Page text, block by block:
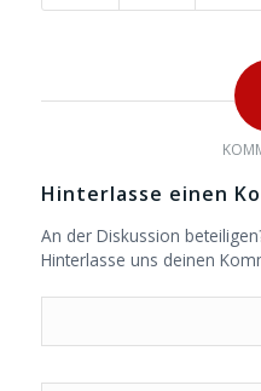
Hinterlasse einen
An der Diskussion
Hinterlasse uns deinen